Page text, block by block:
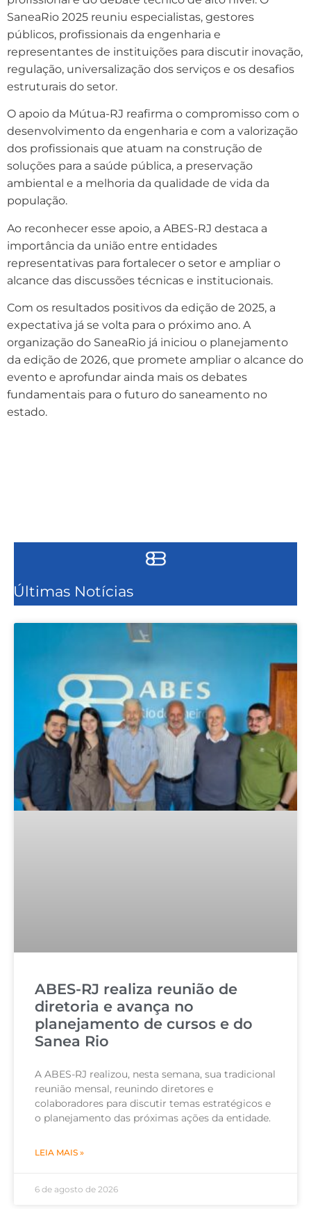
SaneaRio 2025 reuniu especialistas, gestores
públicos, profissionais da engenharia e
representantes de instituições para discutir inovação,
regulação, universalização dos serviços e os desafios
estruturais do setor.
O apoio da Mútua-RJ reafirma o compromisso com o
desenvolvimento da engenharia e com a valorização
dos profissionais que atuam na construção de
soluções para a saúde pública, a preservação
ambiental e a melhoria da qualidade de vida da
população.
Ao reconhecer esse apoio, a ABES-RJ destaca a
importância da união entre entidades
representativas para fortalecer o setor e ampliar o
alcance das discussões técnicas e institucionais.
Com os resultados positivos da edição de 2025, a
expectativa já se volta para o próximo ano. A
organização do SaneaRio já iniciou o planejamento
da edição de 2026, que promete ampliar o alcance do
evento e aprofundar ainda mais os debates
fundamentais para o futuro do saneamento no
estado.
Últimas Notícias
ABES-RJ realiza reunião de
diretoria e avança no
planejamento de cursos e do
Sanea Rio
A ABES-RJ realizou, nesta semana, sua tradicional
reunião mensal, reunindo diretores e
colaboradores para discutir temas estratégicos e
o planejamento das próximas ações da entidade.
LEIA MAIS »
6 de agosto de 2026